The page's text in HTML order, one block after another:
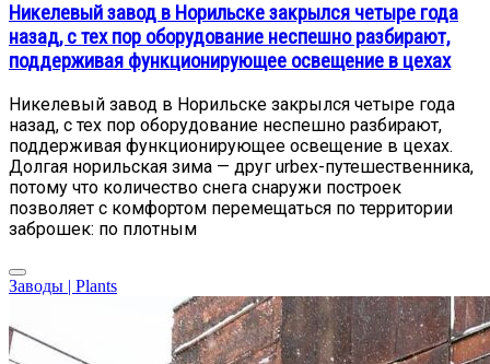
Никелевый завод в Норильске закрылся четыре года
назад, с тех пор оборудование неспешно разбирают,
поддерживая функционирующее освещение в цехах
Никелевый завод в Норильске закрылся четыре года
назад, с тех пор оборудование неспешно разбирают,
поддерживая функционирующее освещение в цехах.
Долгая норильская зима — друг urbex-путешественника,
потому что количество снега снаружи построек
позволяет с комфортом перемещаться по территории
заброшек: по плотным
Заводы | Plants